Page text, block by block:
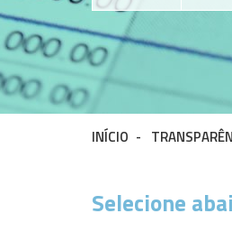
INÍCIO -
Selecione